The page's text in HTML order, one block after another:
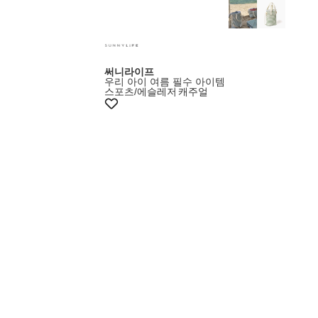
써니라이프
우리 아이 여름 필수 아이템
스포츠/에슬레저 캐주얼